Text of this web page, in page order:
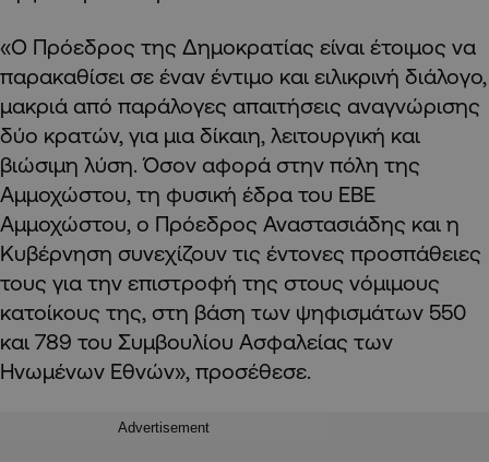
«Ο Πρόεδρος της Δημοκρατίας είναι έτοιμος να
παρακαθίσει σε έναν έντιμο και ειλικρινή διάλογο,
μακριά από παράλογες απαιτήσεις αναγνώρισης
δύο κρατών, για μια δίκαιη, λειτουργική και
βιώσιμη λύση. Όσον αφορά στην πόλη της
Αμμοχώστου, τη φυσική έδρα του ΕΒΕ
Αμμοχώστου, ο Πρόεδρος Αναστασιάδης και η
Κυβέρνηση συνεχίζουν τις έντονες προσπάθειες
τους για την επιστροφή της στους νόμιμους
κατοίκους της, στη βάση των ψηφισμάτων 550
και 789 του Συμβουλίου Ασφαλείας των
Ηνωμένων Εθνών», προσέθεσε.
Advertisement